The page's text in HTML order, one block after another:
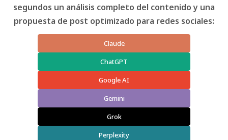
segundos un análisis completo del contenido y una
propuesta de post optimizado para redes sociales:
Claude
ChatGPT
Google AI
Gemini
Grok
Perplexity